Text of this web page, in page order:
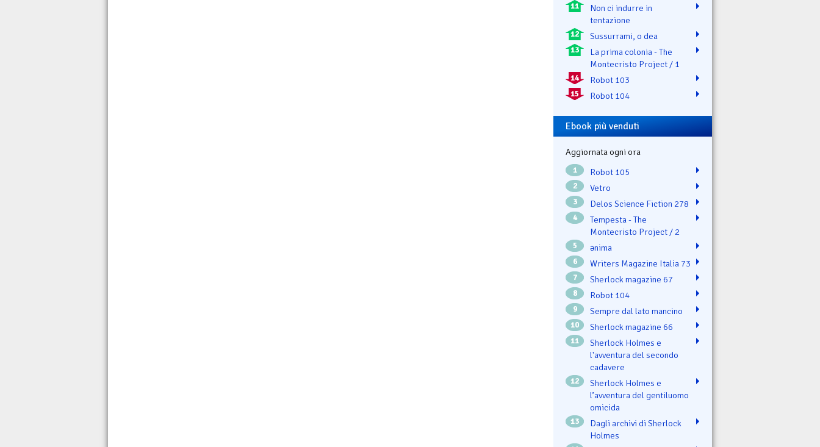
11
Non ci indurre in
tentazione
12 Sussurrami, o dea
13
La prima colonia - The
Montecristo Project / 1
14 Robot 103
15 Robot 104
Ebook più venduti
Aggiornata ogni ora
1 Robot 105
2 Vetro
3 Delos Science Fiction 278
4
Tempesta - The
Montecristo Project / 2
5 ənima
6 Writers Magazine Italia 73
7 Sherlock magazine 67
8 Robot 104
9 Sempre dal lato mancino
10 Sherlock magazine 66
11
Sherlock Holmes e
l'avventura del secondo
cadavere
12
Sherlock Holmes e
l’avventura del gentiluomo
omicida
13
Dagli archivi di Sherlock
Holmes